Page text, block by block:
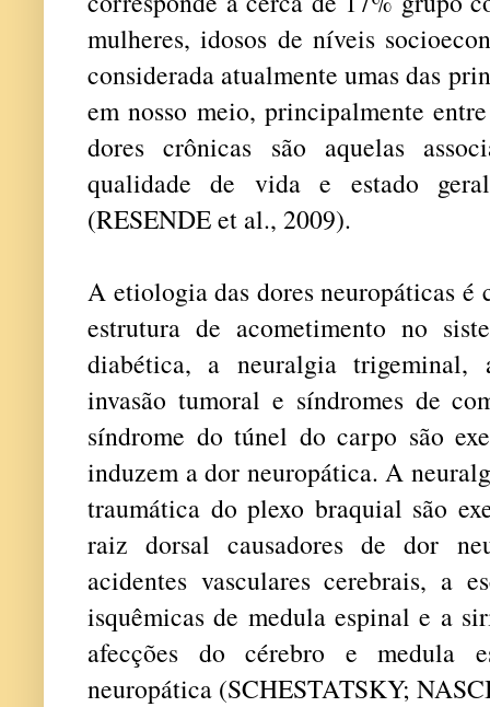
mulheres, idosos de níveis
considerada atualmente umas das
em nosso meio, principalmente
dores crônicas são aquelas
qualidade de vida e estado
(RESENDE et al., 2009).
A etiologia das dores neuropáticas é
estrutura de acometimento no
diabética, a neuralgia trigeminal,
invasão tumoral e síndromes de
síndrome do túnel do carpo são
induzem a dor neuropática. A
traumática do plexo braquial são
raiz dorsal causadores de dor
acidentes vasculares cerebrais, a
isquêmicas de medula espinal e a
afecções do cérebro e medula
neuropática (SCHESTATSKY;